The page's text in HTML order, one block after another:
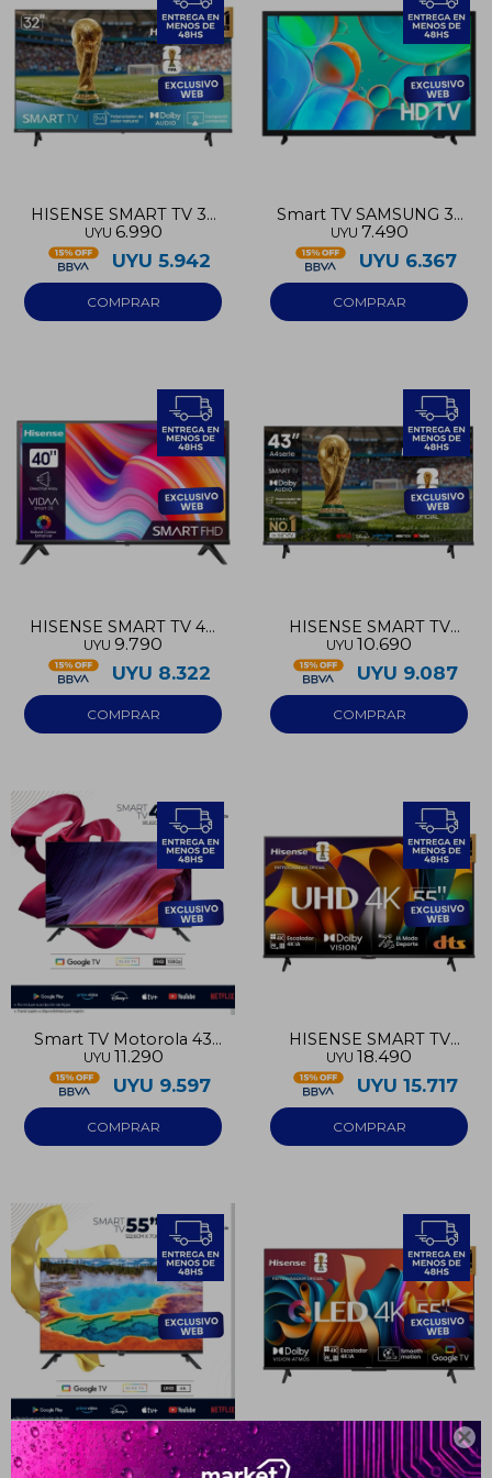

HISENSE SMART TV 32
HD
UYU 6.990
UYU 5.942
Smart TV SAMSUNG 32
HD
UYU 7.490
UYU 6.367
HISENSE SMART TV 40
FULL HD
UYU 9.790
UYU 8.322
HISENSE SMART TV
FULL HD 43
UYU 10.690
UYU 9.087
Smart TV Motorola 43
Full HD Google TV
UYU 11.290
UYU 9.597
HISENSE SMART TV
UHD 55
UYU 18.490
UYU 15.717
Smart TV Motorola 55
UHD 4K Google TV
UYU 18.990
HISENSE SMART TV
QLED 55
UYU 21.290